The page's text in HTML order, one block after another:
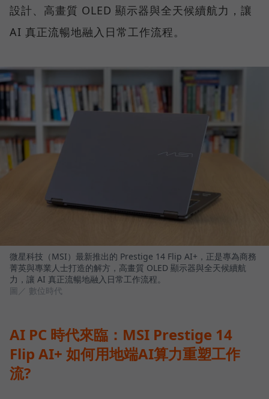
設計、高畫質 OLED 顯示器與全天候續航力，讓
AI 真正流暢地融入日常工作流程。
微星科技（MSI）最新推出的 Prestige 14 Flip AI+，正是專為商務
菁英與專業人士打造的解方，高畫質 OLED 顯示器與全天候續航
力，讓 AI 真正流暢地融入日常工作流程。
圖／ 數位時代
AI PC 時代來臨：MSI Prestige 14
Flip AI+ 如何用地端AI算力重塑工作
流?